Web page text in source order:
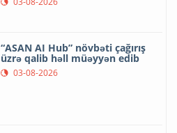
“ASAN AI Hub” növbəti çağırış
üzrə qalib həll müəyyən edib
03-08-2026